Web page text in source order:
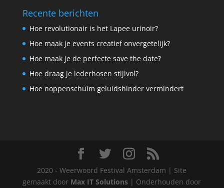
Recente berichten
Hoe revolutionair is het Lapee urinoir?
Hoe maak je events creatief onvergetelijk?
Hoe maak je de perfecte save the date?
Hoe draag je lederhosen stijlvol?
Hoe noppenschuim geluidshinder vermindert
2020 - Weerwoord Festival Amsterdam | Site
gemaakt door Max IT Solutions | Onderhouden door